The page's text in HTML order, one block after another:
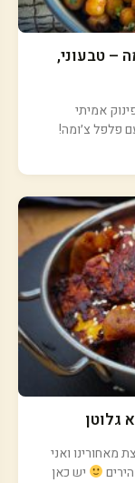
– טבעוני,
אמיתי
פלפל צ׳ומה!
גלוטן
מאחורינו ואני
יש כאן